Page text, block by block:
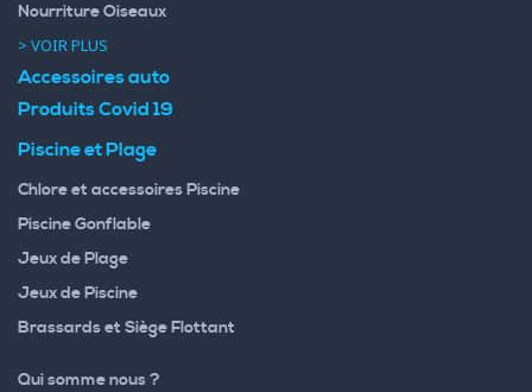
Nourriture Oiseaux
> VOIR PLUS
Accessoires auto
Produits Covid 19
Piscine et Plage
Chlore et accessoires Piscine
Piscine Gonflable
Jeux de Plage
Jeux de Piscine
Brassards et Siège Flottant
Qui somme nous ?